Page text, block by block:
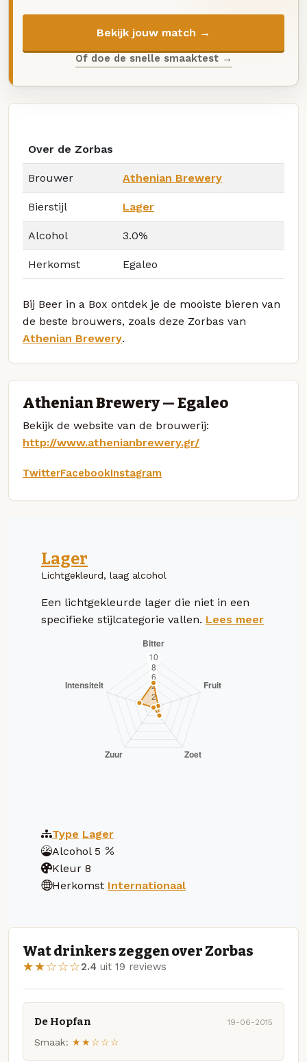
Bekijk jouw match →
Of doe de snelle smaaktest →
Over de Zorbas
Brouwer Athenian Brewery
Bierstijl Lager
Alcohol 3.0%
Herkomst Egaleo
Bij Beer in a Box ontdek je de mooiste bieren van
de beste brouwers, zoals deze Zorbas van
Athenian Brewery.
Athenian Brewery — Egaleo
Bekijk de website van de brouwerij:
http://www.athenianbrewery.gr/
TwitterFacebookInstagram
Lager
Lichtgekleurd, laag alcohol
Een lichtgekleurde lager die niet in een
specifieke stijlcategorie vallen. Lees meer
Type Lager
Alcohol 5
Kleur 8
Herkomst Internationaal
Wat drinkers zeggen over Zorbas
★★☆☆☆2.4 uit 19 reviews
De Hopfan 19-06-2015
Smaak: ★★☆☆☆